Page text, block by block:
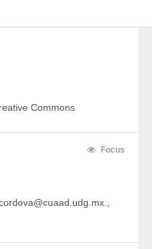
Commons
Focus